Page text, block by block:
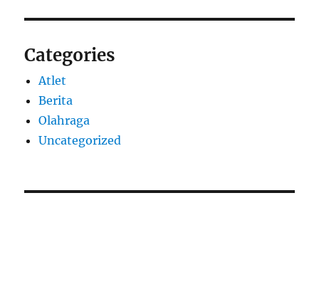
Categories
Atlet
Berita
Olahraga
Uncategorized